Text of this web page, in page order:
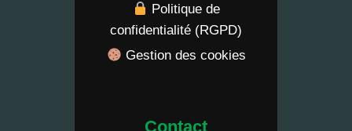
Politique de
confidentialité (RGPD)
Gestion des cookies
Contact